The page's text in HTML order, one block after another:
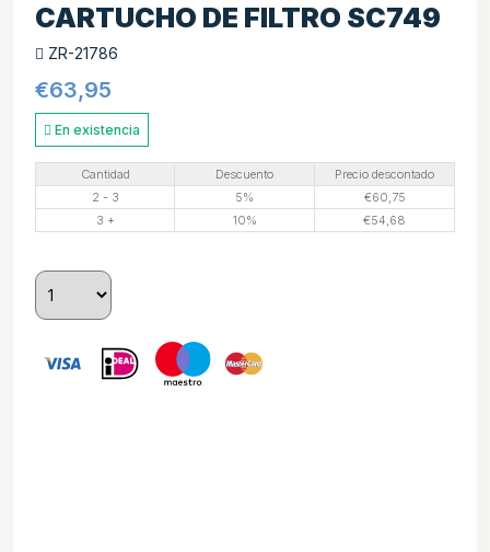
CARTUCHO DE FILTRO SC749
ZR-21786
€63,95
En existencia
Cantidad Descuento
Precio descontado
2 - 3
5% €60,75
3 +
10% €54,68